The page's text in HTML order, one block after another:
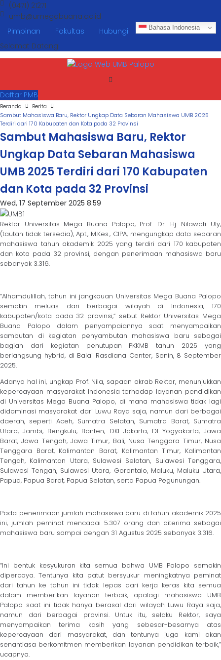
(0471) 21271
umb@umegabuana.ac.id
Pimpinan
Fakultas Hubungi Bahasa Indonesia
Selamat Datang!
Daftar PMB
Beranda
Berita
Sambut Mahasiswa Baru, Rektor Ungkap Data Sebaran Mahasiswa UMB 2025
Terdiri dari 170 Kabupaten dan Kota pada 32 Provinsi
Sambut Mahasiswa Baru, Rektor
Ungkap Data Sebaran Mahasiswa
UMB 2025 Terdiri dari 170 Kabupaten
dan Kota pada 32 Provinsi
Wed, 17 September 2025 8:59
Rektor Universitas Mega Buana Palopo, Prof. Dr. Hj. Nilawati Uly,
(tautan tidak tersedia), Apt., M.Kes., CIPA, mengungkap data sebaran
mahasiswa tahun akademik 2025 yang terdiri dari 170 kabupaten
dan kota pada 32 provinsi, dengan penerimaan mahasiswa baru
sebanyak 3.316.
“Alhamdulillah, tahun ini jangkauan Universitas Mega Buana Palopo
semakin meluas dari berbagai wilayah di Indonesia, 170
kabupaten/kota pada 32 provinsi,” sebut Rektor Universitas Mega
Buana Palopo dalam penyampaiannya saat menyampaikan
sambutan di kegiatan penyambutan mahasiswa baru sebagai
bagian dari kegiatan penutupan PKKMB tahun 2025 yang
berlangsung hybrid, di Balai Rasdiana Center, Senin, 8 September
2025.
Adanya hal ini, ungkap Prof. Nila, sapaan akrab Rektor, menunjukkan
kepercayaan masyarakat Indonesia terhadap layanan pendidikan
di Universitas Mega Buana Palopo, di mana mahasiswa tidak lagi
didominasi masyarakat dari Luwu Raya saja, namun dari berbagai
daerah, seperti Aceh, Sumatra Selatan, Sumatra Barat, Sumatra
Utara, Jambi, Bengkulu, Banten, DKI Jakarta, DI Yogyakarta, Jawa
Barat, Jawa Tengah, Jawa Timur, Bali, Nusa Tenggara Timur, Nusa
Tenggara Barat, Kalimantan Barat, Kalimantan Timur, Kalimantan
Tengah, Kalimantan Utara, Sulawesi Selatan, Sulawesi Tenggara,
Sulawesi Tengah, Sulawesi Utara, Gorontalo, Maluku, Maluku Utara,
Papua, Papua Barat, Papua Selatan, serta Papua Pegunungan.
Pada penerimaan jumlah mahasiswa baru di tahun akademik 2025
ini, jumlah peminat mencapai 5.307 orang dan diterima sebagai
mahasiswa baru sampai dengan 31 Agustus 2025 sebanyak 3.316.
“Ini bentuk kesyukuran kita semua bahwa UMB Palopo semakin
dipercaya. Tentunya kita patut bersyukur meningkatnya peminat
dari tahun ke tahun ini tidak lepas dari kerja keras kita semua
dalam memberikan layanan terbaik, apalagi mahasiswa UMB
Palopo saat ini tidak hanya berasal dari wilayah Luwu Raya saja,
namun dari berbagai provinsi. Untuk itu, selaku Rektor, saya
menyampaikan terima kasih yang sebesar-besarnya atas
kepercayaan dari masyarakat, dan tentunya juga kami akan
senantiasa berkomitmen memberikan layanan pendidikan terbaik,”
ucapnya.